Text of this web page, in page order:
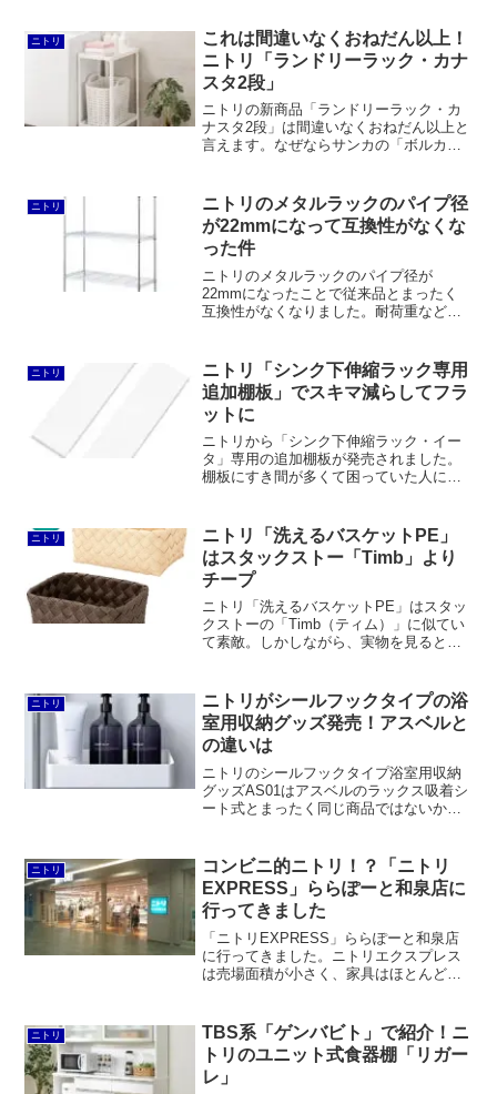
ぞれオプションパーツが違う、無印良品
のウォールナットは価格が少し高いとい
うことくらいでしょうか。
ニトリ
これは間違いなくおねだん以上！
ニトリ「ランドリーラック・カナ
スタ2段」
ニトリの新商品「ランドリーラック・カ
ナスタ2段」は間違いなくおねだん以上と
言えます。なぜならサンカの「ボルカラ
カナスタ」はサンカの「カーゴワゴン」
と価格はあまり変わりません。
ニトリ
ニトリのメタルラックのパイプ径
が22mmになって互換性がなくな
った件
ニトリのメタルラックのパイプ径が
22mmになったことで従来品とまったく
互換性がなくなりました。耐荷重など性
メリットが多いです。ポールだけを買え
なくなったのも困ったものです。
ニトリ
ニトリ「シンク下伸縮ラック専用
追加棚板」でスキマ減らしてフラ
ットに
ニトリから「シンク下伸縮ラック・イー
タ」専用の追加棚板が発売されました。
棚板にすき間が多くて困っていた人には
馬のファビエを選んだほうがニーズに適
うかもしれません。
ニトリ
ニトリ「洗えるバスケットPE」
はスタックストー「Timb」より
チープ
ニトリ「洗えるバスケットPE」はスタッ
クストーの「Timb（ティム）」に似てい
て素敵。しかしながら、実物を見ると思
のかもしれません。
ニトリ
ニトリがシールフックタイプの浴
室用収納グッズ発売！アスベルと
の違いは
ニトリのシールフックタイプ浴室用収納
グッズAS01はアスベルのラックス吸着シ
ート式とまったく同じ商品ではないかと
言いながら粘着式ではなく吸着式という
のは残念です。
ニトリ
コンビニ的ニトリ！？「ニトリ
EXPRESS」ららぽーと和泉店に
行ってきました
「ニトリEXPRESS」ららぽーと和泉店
に行ってきました。ニトリエクスプレス
は売場面積が小さく、家具はほとんど扱
た店舗です。必要なモノをサッとコンビ
ニ的に買いたい人には便利でしょう。
ニトリ
TBS系「ゲンバビト」で紹介！ニ
トリのユニット式食器棚「リガー
レ」